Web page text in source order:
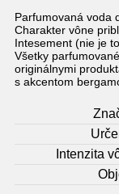
Parfumovaná voda
Charakter vône
Intesement (nie je
Všetky
originálnymi
s akcentom
Intenzita